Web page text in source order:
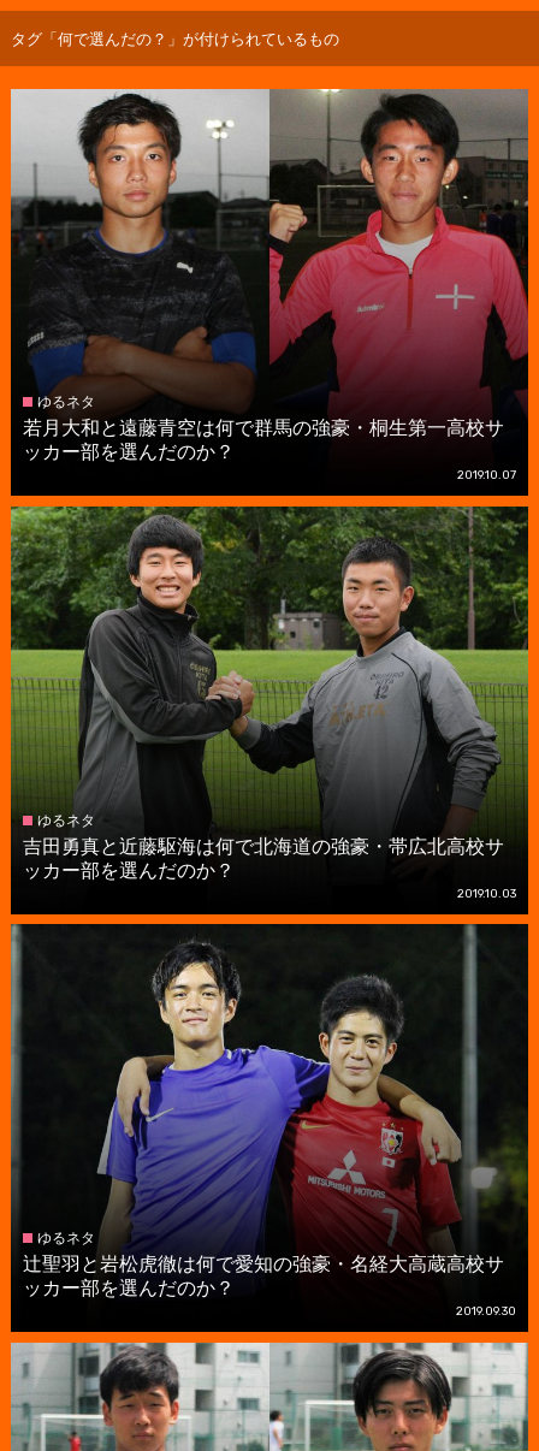
タグ「何で選んだの？」が付けられているもの
ゆるネタ
若月大和と遠藤青空は何で群馬の強豪・桐生第一高校サ
ッカー部を選んだのか？
2019.10.07
ゆるネタ
吉田勇真と近藤駆海は何で北海道の強豪・帯広北高校サ
ッカー部を選んだのか？
2019.10.03
ゆるネタ
辻聖羽と岩松虎徹は何で愛知の強豪・名経大高蔵高校サ
ッカー部を選んだのか？
2019.09.30